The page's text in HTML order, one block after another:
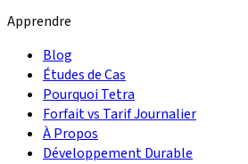
Apprendre
Blog
Études de Cas
Pourquoi Tetra
Forfait vs Tarif Journalier
À Propos
Développement Durable